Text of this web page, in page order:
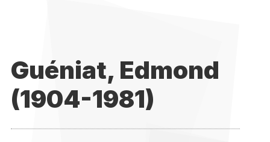
Guéniat, Edmond
(1904-1981)